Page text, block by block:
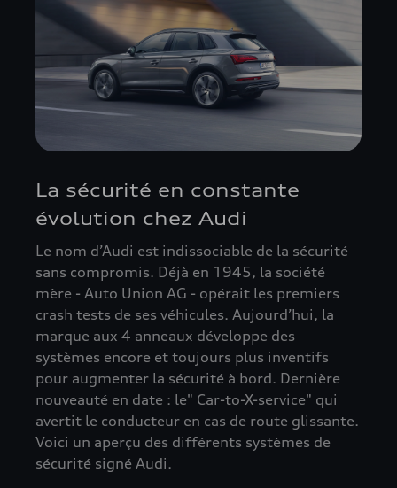
La sécurité en constante
évolution chez Audi
Le nom d’Audi est indissociable de la sécurité
sans compromis. Déjà en 1945, la société
mère - Auto Union AG - opérait les premiers
crash tests de ses véhicules. Aujourd’hui, la
marque aux 4 anneaux développe des
systèmes encore et toujours plus inventifs
pour augmenter la sécurité à bord. Dernière
nouveauté en date : le" Car-to-X-service" qui
avertit le conducteur en cas de route glissante.
Voici un aperçu des différents systèmes de
sécurité signé Audi.